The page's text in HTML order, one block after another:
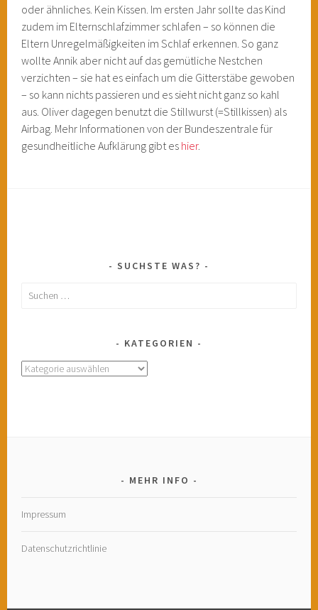
oder ähnliches. Kein Kissen. Im ersten Jahr sollte das Kind
zudem im Elternschlafzimmer schlafen – so können die
Eltern Unregelmäßigkeiten im Schlaf erkennen. So ganz
wollte Annik aber nicht auf das gemütliche Nestchen
verzichten – sie hat es einfach um die Gitterstäbe gewoben
– so kann nichts passieren und es sieht nicht ganz so kahl
aus. Oliver dagegen benutzt die Stillwurst (=Stillkissen) als
Airbag. Mehr Informationen von der Bundeszentrale für
gesundheitliche Aufklärung gibt es hier.
SUCHSTE WAS?
Suchen
KATEGORIEN
Kategorien
MEHR INFO
Impressum
Datenschutzrichtlinie